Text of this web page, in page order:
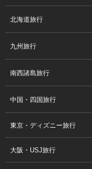
北海道旅行
九州旅行
南西諸島旅行
中国・四国旅行
東京・ディズニー旅行
大阪・USJ旅行